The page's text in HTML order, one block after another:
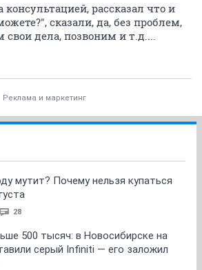
рассказал что и
сказали, да, без проблем,
свои дела, позвоним и т.д....
Реклама и маркетинг
мутит? Почему нельзя купаться
28
500 тысяч: в Новосибирске на
серый Infiniti — его заложил